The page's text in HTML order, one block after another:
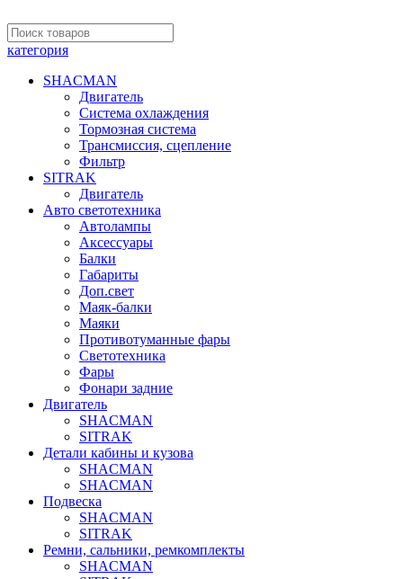
категория
SHACMAN
Двигатель
Система охлаждения
Тормозная система
Трансмиссия, сцепление
Фильтр
SITRAK
Двигатель
Авто светотехника
Автолампы
Аксессуары
Балки
Габариты
Доп.свет
Маяк-балки
Маяки
Противотуманные фары
Светотехника
Фары
Фонари задние
Двигатель
SHACMAN
SITRAK
Детали кабины и кузова
SHACMAN
SHACMAN
Подвеска
SHACMAN
SITRAK
Ремни, сальники, ремкомплекты
SHACMAN